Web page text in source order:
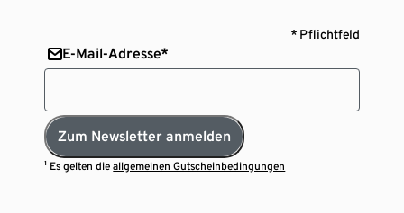
* Pflichtfeld
E-Mail-Adresse*
Zum Newsletter anmelden
¹ Es gelten dieallgemeinen Gutscheinbedingungen